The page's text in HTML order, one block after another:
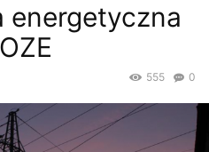
energetyczna
0
555